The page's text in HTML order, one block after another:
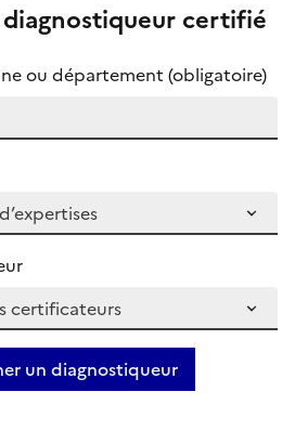
certifié
ou département (obligatoire)
un diagnostiqueur